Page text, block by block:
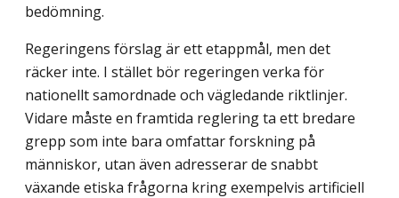
bedömning.
Regeringens förslag är ett etappmål, men det
räcker inte. I stället bör regeringen verka för
nationellt samordnade och vägledande riktlinjer.
Vidare måste en framtida reglering ta ett bredare
grepp som inte bara omfattar forskning på
människor, utan även adresserar de snabbt
växande etiska frågorna kring exempelvis artificiell